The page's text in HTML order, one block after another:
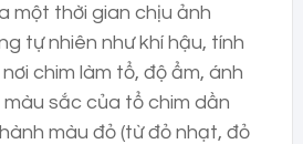
một thời gian chịu ảnh
tự nhiên như khí hậu, tính
chim làm tổ, độ ẩm, ánh
sắc của tổ chim dần
màu đỏ (từ đỏ nhạt, đỏ